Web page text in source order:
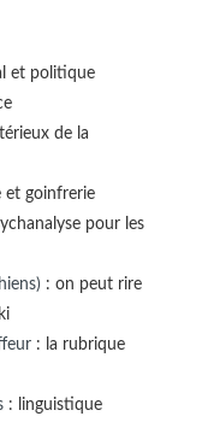
et politique
de la
goinfrerie
pour les
: on peut rire
: la rubrique
: linguistique